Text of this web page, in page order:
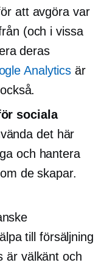
att avgöra var
(och i vissa
deras
Analytics är
sociala
det här
och hantera
de skapar.
till försäljning
är välkänt och